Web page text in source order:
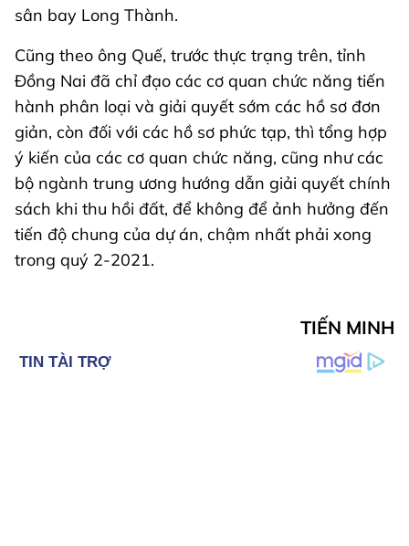
sân bay Long Thành.
Cũng theo ông Quế, trước thực trạng trên, tỉnh
Đồng Nai đã chỉ đạo các cơ quan chức năng tiến
hành phân loại và giải quyết sớm các hồ sơ đơn
giản, còn đối với các hồ sơ phức tạp, thì tổng hợp
ý kiến của các cơ quan chức năng, cũng như các
bộ ngành trung ương hướng dẫn giải quyết chính
sách khi thu hồi đất, để không để ảnh hưởng đến
tiến độ chung của dự án, chậm nhất phải xong
trong quý 2-2021.
TIẾN MINH